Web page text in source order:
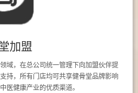
加盟
域，在总公司统一管理下向加盟伙伴提
持，所有门店均可共享健骨堂品牌影响
医健康产业的优质渠道。